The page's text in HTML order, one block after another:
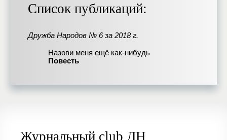
Список публикаций:
Дружба Народов № 6 за 2018 г.
Назови меня ещё как-нибудь
Повесть
Журнальный club ДН